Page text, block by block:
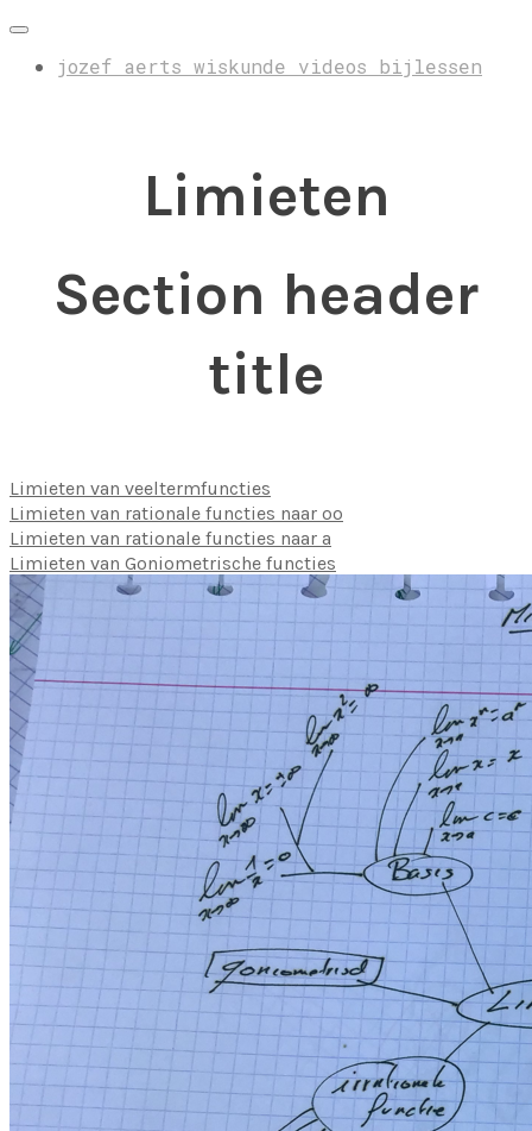
jozef aerts wiskunde videos bijlessen
Limieten
Section header
title
Limieten van veeltermfuncties
Limieten van rationale functies naar oo
Limieten van rationale functies naar a
Limieten van Goniometrische functies